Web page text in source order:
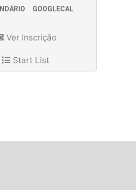
GOOGLECAL
Ver Inscrição
Start List